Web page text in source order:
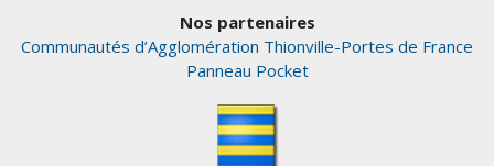
Nos partenaires
Communautés d’Agglomération Thionville-Portes de France
Panneau Pocket